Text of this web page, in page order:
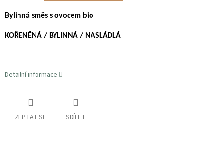
Bylinná směs s ovocem bio
KOŘENĚNÁ / BYLINNÁ / NASLÁDLÁ
Detailní informace
ZEPTAT SE SDÍLET